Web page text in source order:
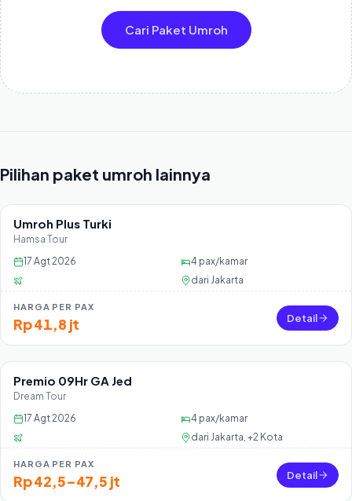
Cari Paket Umroh
Pilihan paket umroh lainnya
Sisa 30 seat
Umroh Plus Turki
Hamsa Tour
17 Agt 2026
4 pax/kamar
dari Jakarta
HARGA PER PAX
Rp 41,8 jt Detail
Sisa 36 seat
Premio 09Hr GA Jed
Dream Tour
17 Agt 2026
4 pax/kamar
dari Jakarta, +2 Kota
HARGA PER PAX
Rp 42,5–47,5 jt Detail